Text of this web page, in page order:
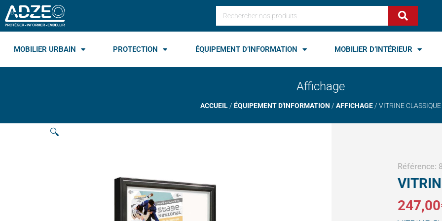
Aller
au
contenu
Rechercher
MOBILIER URBAIN PROTECTION ÉQUIPEMENT D’INFORMATION MOBILIER D’INTÉRIEUR
Affichage
ACCUEIL / ÉQUIPEMENT D'INFORMATION / AFFICHAGE / VITRINE CLASSIQUE
🔍
Référence:
247,00